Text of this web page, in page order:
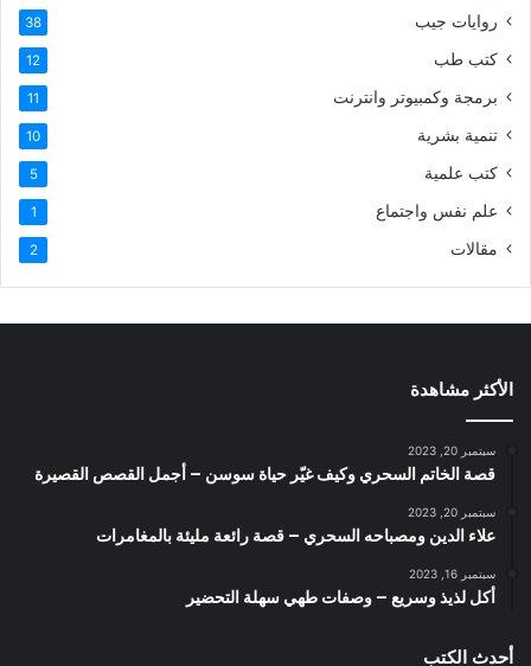
روايات جيب 38
كتب طب 12
برمجة وكمبيوتر وانترنت 11
تنمية بشرية 10
كتب علمية 5
علم نفس واجتماع 1
مقالات 2
الأكثر مشاهدة
سبتمبر 20, 2023
قصة الخاتم السحري وكيف غيّر حياة سوسن – أجمل القصص القصيرة
سبتمبر 20, 2023
علاء الدين ومصباحه السحري – قصة رائعة مليئة بالمغامرات
سبتمبر 16, 2023
أكل لذيذ وسريع – وصفات طهي سهلة التحضير
أحدث الكتب